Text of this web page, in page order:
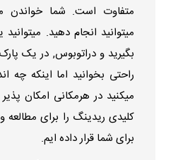
متفاوت است. شما خواندن
میتوانید انجام دهید.
بگیرید و دراتوبوس, در یک
راحتی بخوانید اما اینکه چه
میکنید در هرمکانی امکان
کلیدی ریدینگ را برای مطالعه
برای شما قرار داده ایم.